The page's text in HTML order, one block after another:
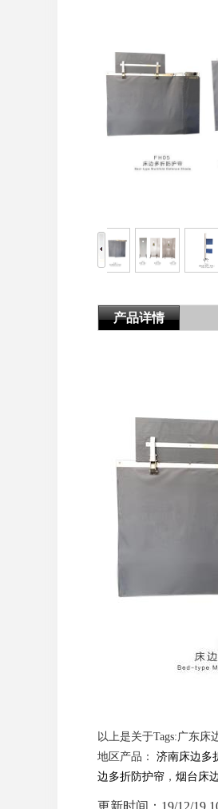
产品详情
以上是关于Tags:广东
地区产品： 济南床边多
边多折防护帘 ， 烟台床
更新时间：19/12/19